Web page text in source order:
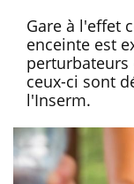
Gare à l'effet
enceinte est
perturbateurs
ceux-ci sont
l'Inserm.